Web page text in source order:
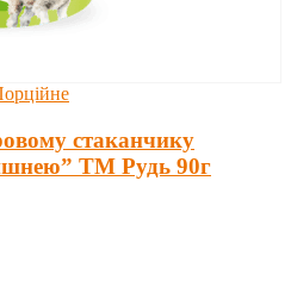
стаканчику
ТМ Рудь 90г